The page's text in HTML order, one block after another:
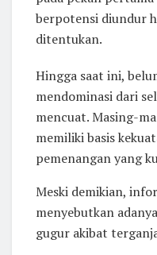
berpotensi diundur
ditentukan.
​Hingga saat ini,
mendominasi dari
mencuat. Masing-
memiliki basis
pemenangan yang
​Meski demikian,
menyebutkan
gugur akibat